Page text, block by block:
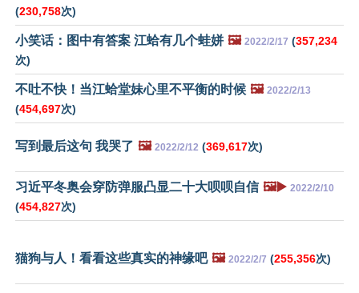
(230,758次)
小笑话：图中有答案 江蛤有几个蛙姘 🖼️ 2022/2/17 (357,234
次)
不吐不快！当江蛤堂妹心里不平衡的时候 🖼️ 2022/2/13
(454,697次)
写到最后这句 我哭了 🖼️ 2022/2/12 (369,617次)
习近平冬奥会穿防弹服凸显二十大呗呗自信 🖼️▶️ 2022/2/10
(454,827次)
猫狗与人！看看这些真实的神缘吧 🖼️ 2022/2/7 (255,356次)